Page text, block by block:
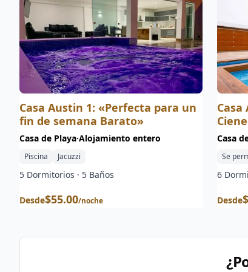
Casa Austin 1: «Perfecta para un
fin de semana Barato»
Casa de Playa·Alojamiento entero
Piscina Jacuzzi
5 Dormitorios · 5 Baños
Desde$55.00/noche
Casa
Se
6
Desde$